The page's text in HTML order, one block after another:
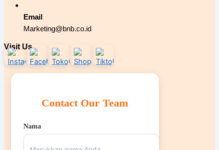
Email
Marketing@bnb.co.id
Visit Us
Contact Our Team
Nama